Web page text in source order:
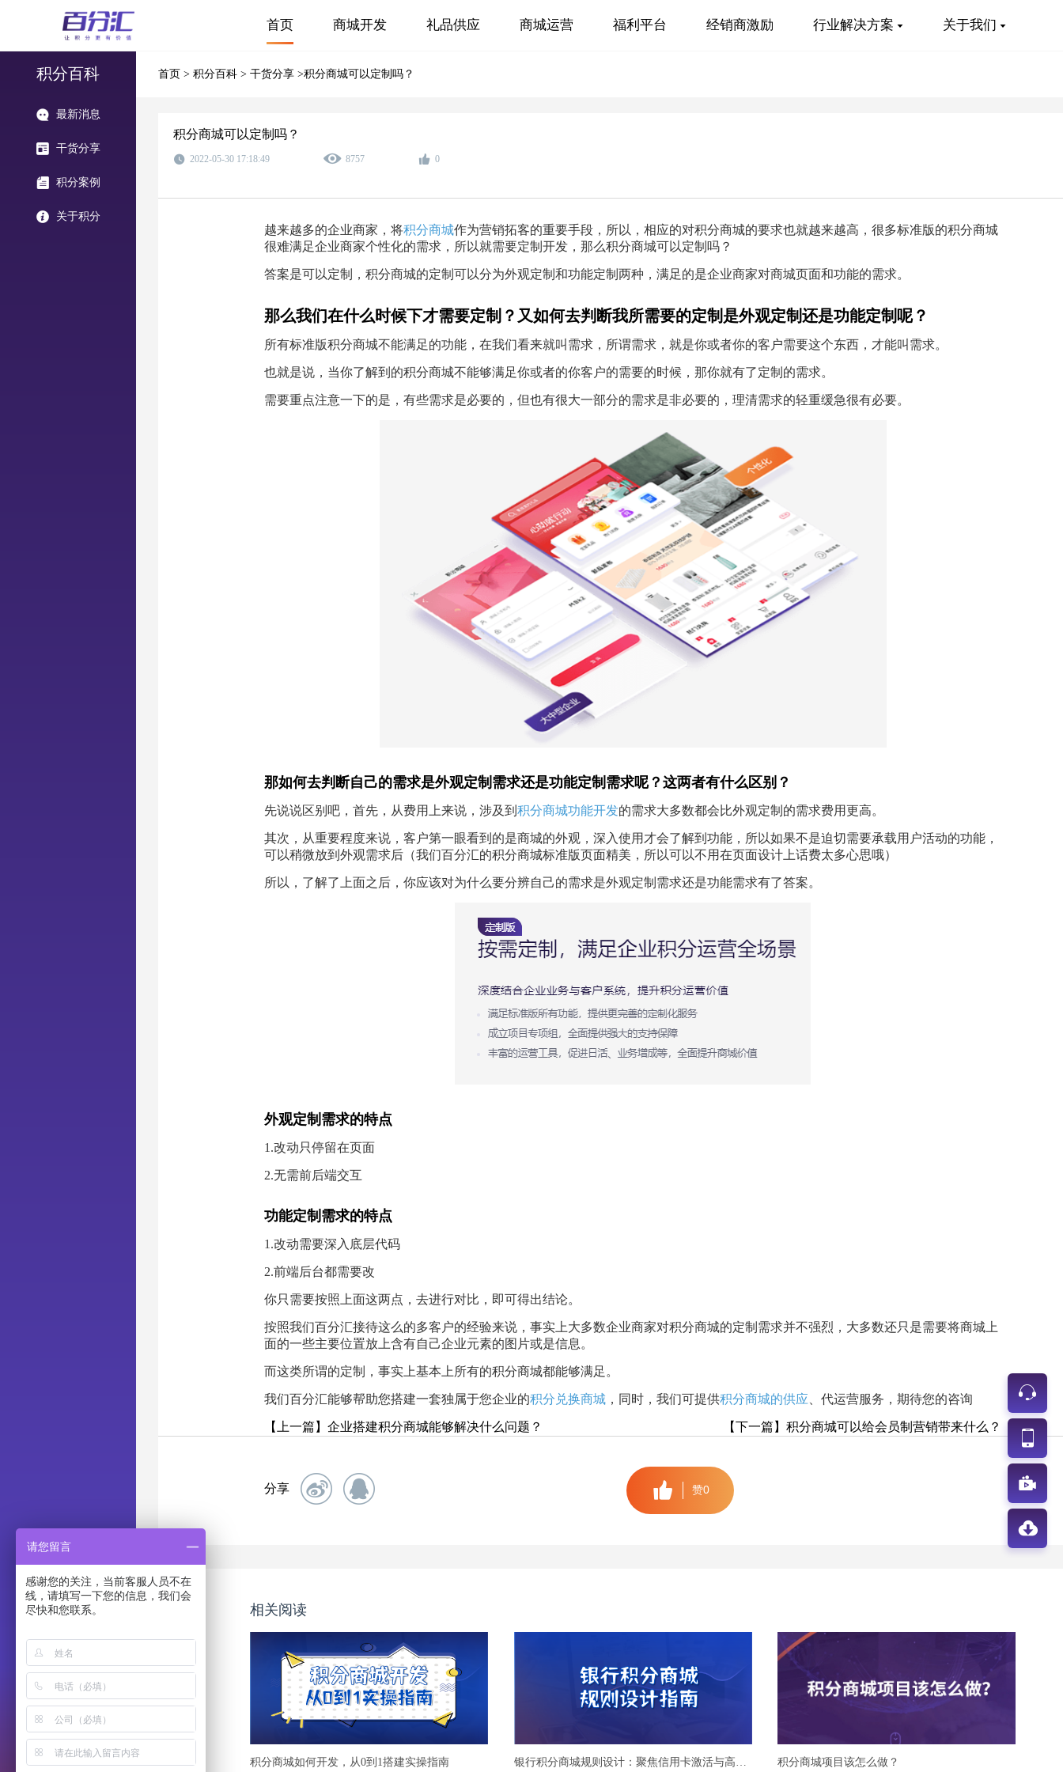
首页 商城开发 礼品供应 商城运营 福利平台 经销商激励 行业解决方案 关于我们
积分百科
最新消息
干货分享
积分案例
关于积分
在线咨询
在线留言
返回首页
首页 > 积分百科 > 干货分享 >积分商城可以定制吗？
积分商城可以定制吗？
2022-05-30 17:18:49 8757 0
越来越多的企业商家，将积分商城作为营销拓客的重要手段，所以，相应的对积分商城的要求也就越来越高，很多标准版的积分商城
很难满足企业商家个性化的需求，所以就需要定制开发，那么积分商城可以定制吗？
答案是可以定制，积分商城的定制可以分为外观定制和功能定制两种，满足的是企业商家对商城页面和功能的需求。
那么我们在什么时候下才需要定制？又如何去判断我所需要的定制是外观定制还是功能定制呢？
所有标准版积分商城不能满足的功能，在我们看来就叫需求，所谓需求，就是你或者你的客户需要这个东西，才能叫需求。
也就是说，当你了解到的积分商城不能够满足你或者的你客户的需要的时候，那你就有了定制的需求。
需要重点注意一下的是，有些需求是必要的，但也有很大一部分的需求是非必要的，理清需求的轻重缓急很有必要。
那如何去判断自己的需求是外观定制需求还是功能定制需求呢？这两者有什么区别？
先说说区别吧，首先，从费用上来说，涉及到 积分商城功能开发的需求大多数都会比外观定制的需求费用更高。
其次，从重要程度来说，客户第一眼看到的是商城的外观，深入使用才会了解到功能，所以如果不是迫切需要承载用户活动的功能，
可以稍微放到外观需求后（我们百分汇的积分商城标准版页面精美，所以可以不用在页面设计上话费太多心思哦）
所以，了解了上面之后，你应该对为什么要分辨自己的需求是外观定制需求还是功能需求有了答案。
外观定制需求的特点
1.改动只停留在页面
2.无需前后端交互
功能定制需求的特点
1.改动需要深入底层代码
2.前端后台都需要改
你只需要按照上面这两点，去进行对比，即可得出结论。
按照我们百分汇接待这么的多客户的经验来说，事实上大多数企业商家对积分商城的定制需求并不强烈，大多数还只是需要将商城上
面的一些主要位置放上含有自己企业元素的图片或是信息。
而这类所谓的定制，事实上基本上所有的积分商城都能够满足。
我们百分汇能够帮助您搭建一套独属于您企业的积分兑换商城 ，同时，我们可提供积分商城的供应 、代运营服务，期待您的咨询
【上一篇】企业搭建积分商城能够解决什么问题？ 【下一篇】积分商城可以给会员制营销带来什么？
分享 赞0
相关阅读
积分商城如何开发，从0到1搭建实操指南 银行积分商城规则设计：聚焦信用卡激活与高净值客户留存 积分商城项目该怎么做？
请您留言
感谢您的关注，当前客服人员不在
线，请填写一下您的信息，我们会
尽快和您联系。